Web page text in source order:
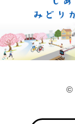
©